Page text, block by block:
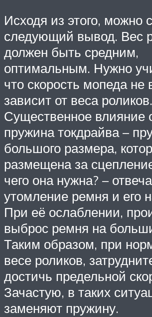
Исходя из этого, можно
следующий вывод. Вес
должен быть средним,
оптимальным. Нужно
что скорость мопеда не
зависит от веса роликов.
Существенное влияние
пружина токдрайва –
большого размера,
размещена за
чего она нужна? –
утомление ремня и его
При её ослаблении,
выброс ремня на
Таким образом, при
весе роликов,
достичь предельной
Зачастую, в таких
заменяют пружину.